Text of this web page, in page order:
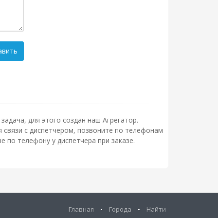
для этого создан наш Агрегатор.
с диспетчером, позвоните по телефонам
телефону у диспетчера при заказе.
Главная • Города • Найти